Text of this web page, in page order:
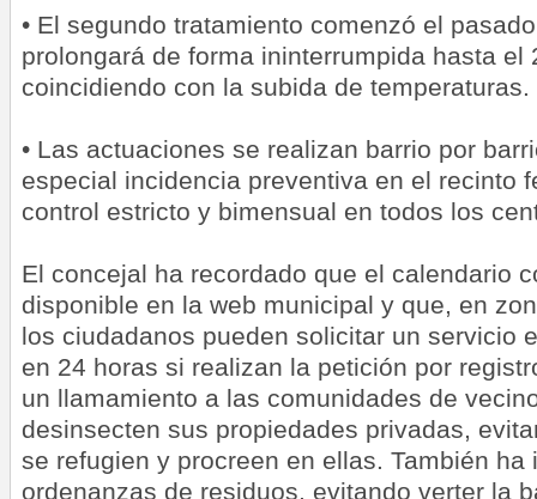
• El segundo tratamiento comenzó el
prolongará de forma ininterrumpida hasta el
coincidiendo con la subida de temperaturas.
• Las actuaciones se realizan barrio por
especial incidencia preventiva en el recinto
control estricto y bimensual en todos los
El concejal ha recordado que el calendario
disponible en la web municipal y que, en
los ciudadanos pueden solicitar un servicio
en 24 horas si realizan la petición por
un llamamiento a las comunidades de
desinsecten sus propiedades privadas,
se refugien y procreen en ellas. También ha
ordenanzas de residuos, evitando verter la